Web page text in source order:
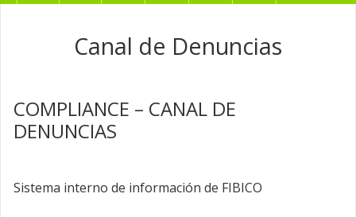
Canal de Denuncias
COMPLIANCE – CANAL DE
DENUNCIAS
Sistema interno de información de FIBICO